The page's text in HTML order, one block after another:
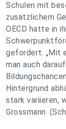
Schulen mit
zusätzlichem
OECD hatte in
gefordert. „Mit
man auch
Hintergrund
stark variieren,
Grossmann.